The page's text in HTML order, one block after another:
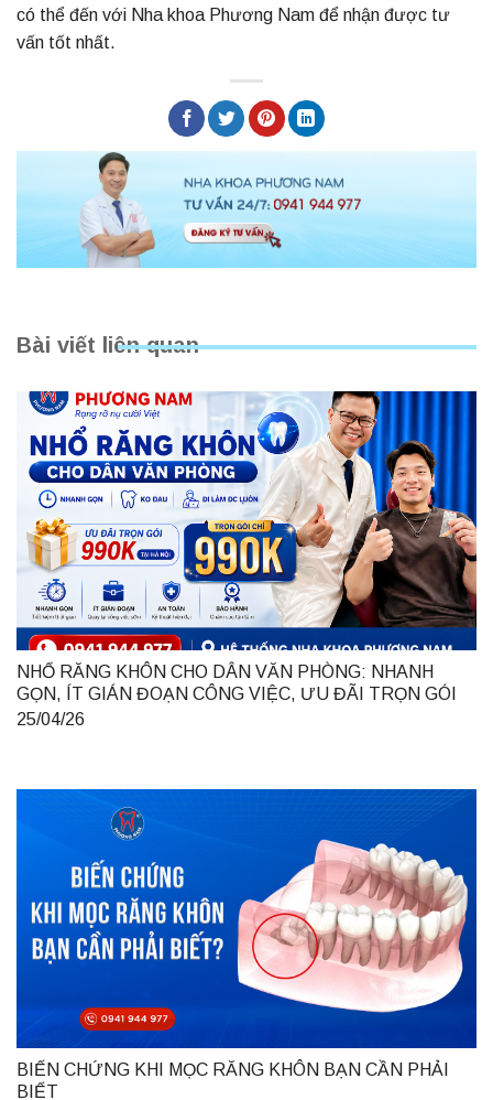
có thể đến với Nha khoa Phương Nam để nhận được tư
vấn tốt nhất.
Bài viết liên quan
NHỔ RĂNG KHÔN CHO DÂN VĂN PHÒNG: NHANH
GỌN, ÍT GIÁN ĐOẠN CÔNG VIỆC, ƯU ĐÃI TRỌN GÓI
990K TẠI HÀ NỘI
25/04/26
BIẾN CHỨNG KHI MỌC RĂNG KHÔN BẠN CẦN PHẢI
BIẾT